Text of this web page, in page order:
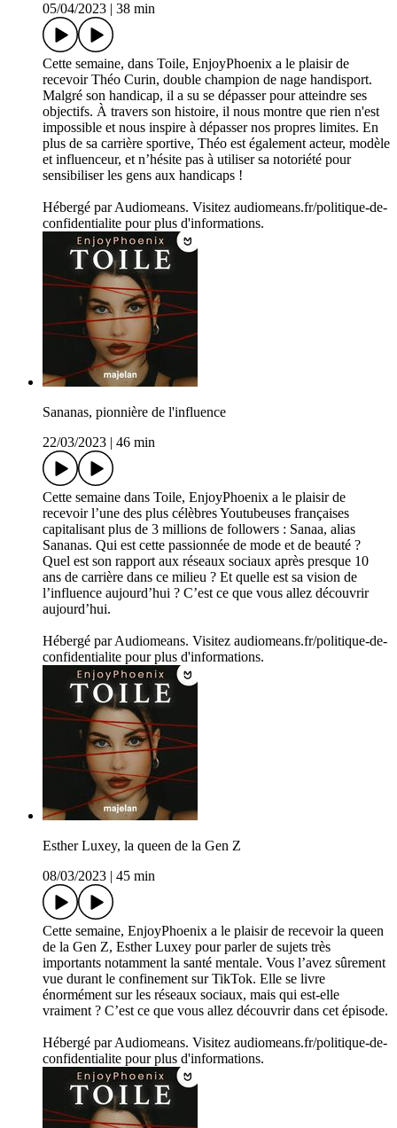
05/04/2023
38 min
Cette semaine, dans Toile, EnjoyPhoenix a le plaisir de
recevoir Théo Curin, double champion de nage handisport.
Malgré son handicap, il a su se dépasser pour atteindre ses
objectifs. À travers son histoire, il nous montre que rien n'est
impossible et nous inspire à dépasser nos propres limites. En
plus de sa carrière sportive, Théo est également acteur, modèle
et influenceur, et n’hésite pas à utiliser sa notoriété pour
sensibiliser les gens aux handicaps !
Hébergé par Audiomeans. Visitez audiomeans.fr/politique-de-
confidentialite pour plus d'informations.
Sananas, pionnière de l'influence
22/03/2023
46 min
Cette semaine dans Toile, EnjoyPhoenix a le plaisir de
recevoir l’une des plus célèbres Youtubeuses françaises
capitalisant plus de 3 millions de followers : Sanaa, alias
Sananas. Qui est cette passionnée de mode et de beauté ?
Quel est son rapport aux réseaux sociaux après presque 10
ans de carrière dans ce milieu ? Et quelle est sa vision de
l’influence aujourd’hui ? C’est ce que vous allez découvrir
aujourd’hui.
Hébergé par Audiomeans. Visitez audiomeans.fr/politique-de-
confidentialite pour plus d'informations.
Esther Luxey, la queen de la Gen Z
08/03/2023
45 min
Cette semaine, EnjoyPhoenix a le plaisir de recevoir la queen
de la Gen Z, Esther Luxey pour parler de sujets très
importants notamment la santé mentale. Vous l’avez sûrement
vue durant le confinement sur TikTok. Elle se livre
énormément sur les réseaux sociaux, mais qui est-elle
vraiment ? C’est ce que vous allez découvrir dans cet épisode.
Hébergé par Audiomeans. Visitez audiomeans.fr/politique-de-
confidentialite pour plus d'informations.